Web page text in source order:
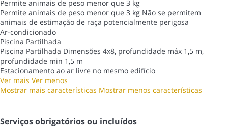
Permite animais de peso menor que 3 kg
Permite animais de peso menor que 3 kg Não se permitem
animais de estimação de raça potencialmente perigosa
Ar-condicionado
Piscina Partilhada
Piscina Partilhada Dimensões 4x8, profundidade máx 1,5 m,
profundidade min 1,5 m
Estacionamento ao ar livre no mesmo edifício
Ver mais Ver menos
Mostrar mais características Mostrar menos características
Serviços obrigatórios ou incluídos